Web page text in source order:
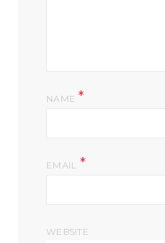
NAME*
EMAIL *
WEBSITE